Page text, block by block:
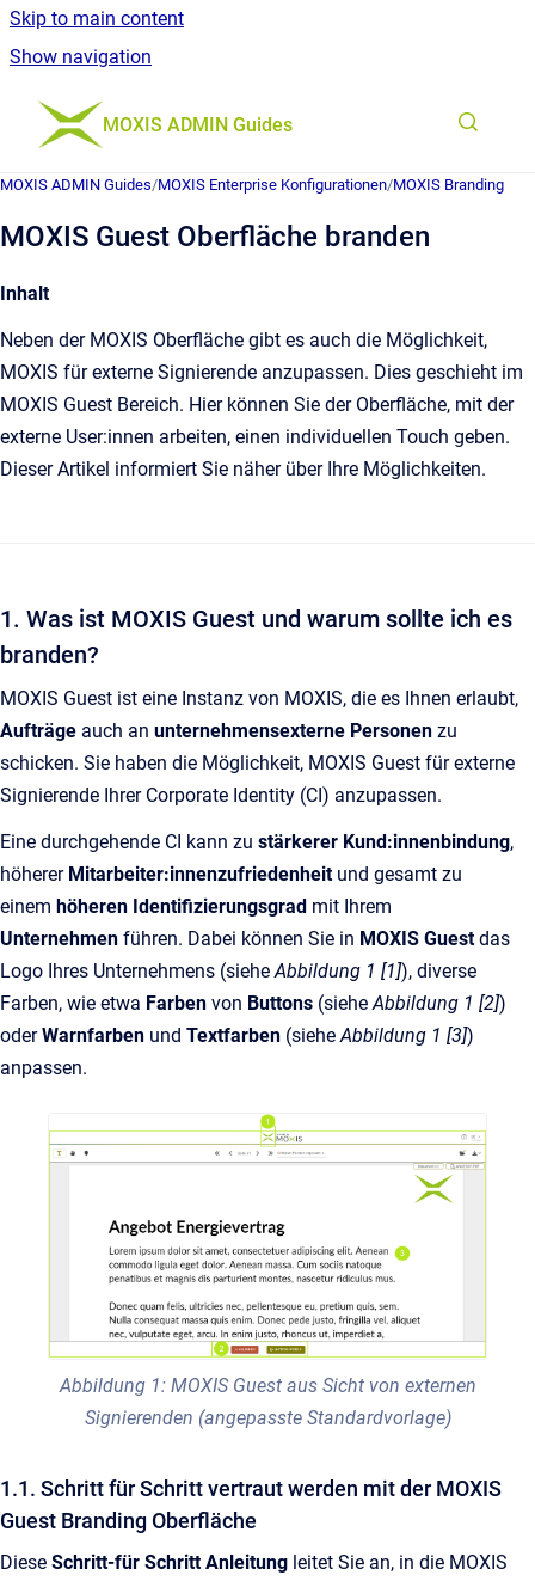
Skip to main content
Show navigation
Go to homepage
MOXIS ADMIN Guides
MOXIS ADMIN Guides/MOXIS Enterprise Konfigurationen/MOXIS Branding
MOXIS Guest Oberfläche branden
Inhalt
Neben der MOXIS Oberfläche gibt es auch die Möglichkeit,
MOXIS für externe Signierende anzupassen. Dies geschieht im
MOXIS Guest Bereich. Hier können Sie der Oberfläche, mit der
externe User:innen arbeiten, einen individuellen Touch geben.
Dieser Artikel informiert Sie näher über Ihre Möglichkeiten.
1. Was ist MOXIS Guest und warum sollte ich es
branden?
MOXIS Guest ist eine Instanz von MOXIS, die es Ihnen erlaubt,
Aufträge auch an unternehmensexterne Personen zu
schicken. Sie haben die Möglichkeit, MOXIS Guest für externe
Signierende Ihrer Corporate Identity (CI) anzupassen.
Eine durchgehende CI kann zu stärkerer Kund:innenbindung,
höherer Mitarbeiter:innenzufriedenheitund gesamt zu
einem höheren Identifizierungsgrad mit Ihrem
Unternehmen führen. Dabei können Sie in MOXIS Guestdas
Logo Ihres Unternehmens (sieheAbbildung 1 [1]), diverse
Farben, wie etwa Farben von Buttons (sieheAbbildung 1 [2])
oderWarnfarben und Textfarben (sieheAbbildung 1 [3])
anpassen.
Abbildung 1: MOXIS Guest aus Sicht von externen
Signierenden (angepasste Standardvorlage)
1.1. Schritt für Schritt vertraut werden mit der MOXIS
Guest Branding Oberfläche
Diese Schritt-für Schritt Anleitung leitet Sie an, in die MOXIS